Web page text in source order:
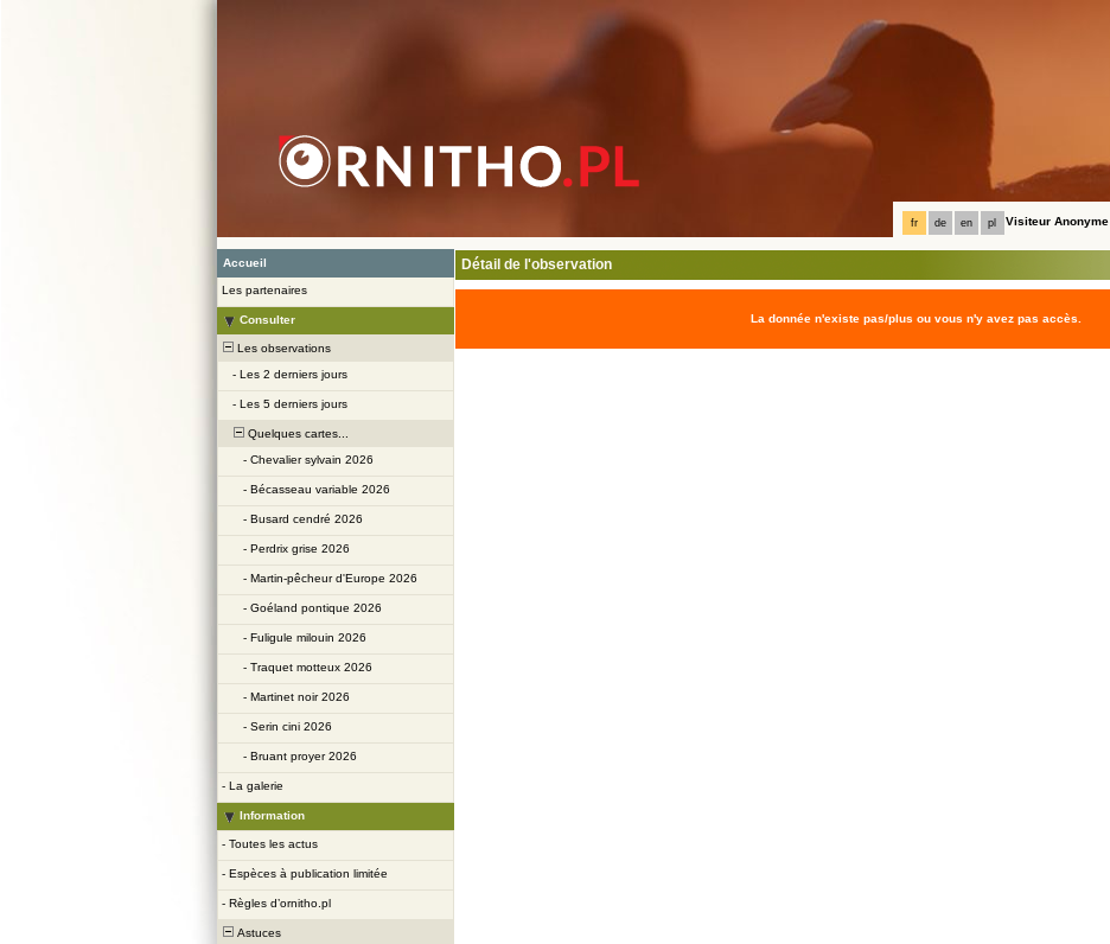
fr de en pl Visiteur Anonyme
Accueil
Les partenaires
Consulter
Les observations
- Les 2 derniers jours
- Les 5 derniers jours
Quelques cartes...
- Chevalier sylvain 2026
- Bécasseau variable 2026
- Busard cendré 2026
- Perdrix grise 2026
- Martin-pêcheur d'Europe 2026
- Goéland pontique 2026
- Fuligule milouin 2026
- Traquet motteux 2026
- Martinet noir 2026
- Serin cini 2026
- Bruant proyer 2026
- La galerie
Information
- Toutes les actus
- Espèces à publication limitée
- Règles d’ornitho.pl
Astuces
Détail de l'observation
La donnée n'existe pas/plus ou vous n'y avez pas accès.